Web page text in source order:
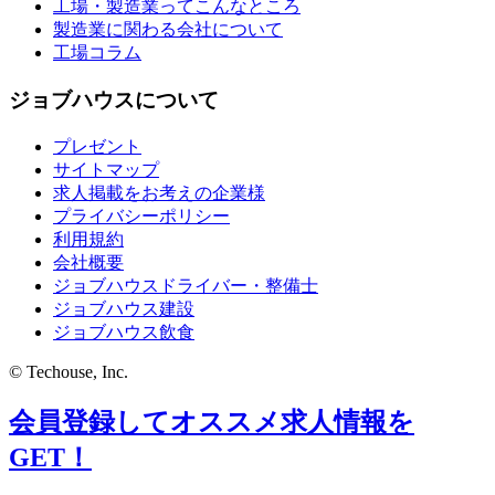
工場・製造業ってこんなところ
製造業に関わる会社について
工場コラム
ジョブハウスについて
プレゼント
サイトマップ
求人掲載をお考えの企業様
プライバシーポリシー
利用規約
会社概要
ジョブハウスドライバー・整備士
ジョブハウス建設
ジョブハウス飲食
© Techouse, Inc.
会員登録してオススメ求人情報を
GET！